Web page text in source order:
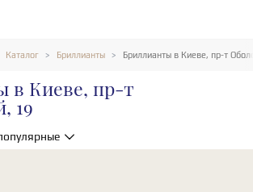
Каталог Бриллианты Бриллианты в Киеве, пр-т
в Киеве, пр-т
19